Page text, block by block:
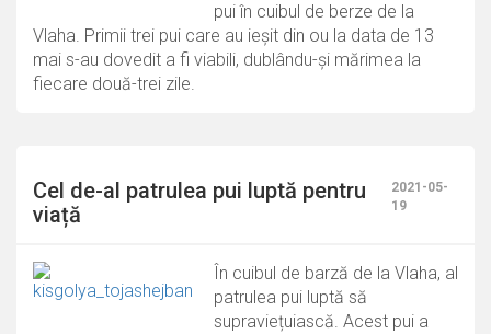
pui în cuibul de berze de la
Vlaha. Primii trei pui care au ieșit din ou la data de 13
mai s-au dovedit a fi viabili, dublându-și mărimea la
fiecare două-trei zile.
Cel de-al patrulea pui luptă pentru
viață
2021-05-
19
În cuibul de barză de la Vlaha, al
patrulea pui luptă să
supraviețuiască. Acest pui a